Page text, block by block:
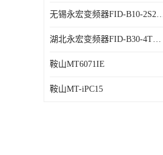
无锡永宏变频器FID-B10-
湖北永宏变频器FID-B30-4T0.7G 厂家销售
鞍山MT6071IE
鞍山MT-iPC15